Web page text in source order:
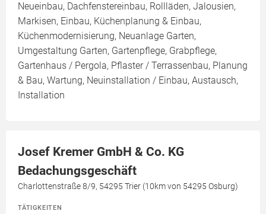
Neueinbau, Dachfenstereinbau, Rollläden, Jalousien,
Markisen, Einbau, Küchenplanung & Einbau,
Küchenmodernisierung, Neuanlage Garten,
Umgestaltung Garten, Gartenpflege, Grabpflege,
Gartenhaus / Pergola, Pflaster / Terrassenbau, Planung
& Bau, Wartung, Neuinstallation / Einbau, Austausch,
Installation
Josef Kremer GmbH & Co. KG
Bedachungsgeschäft
Charlottenstraße 8/9, 54295 Trier (10km von 54295 Osburg)
TÄTIGKEITEN